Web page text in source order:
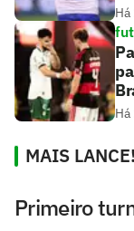
Há
Há
MAIS LANCE!
Primeiro